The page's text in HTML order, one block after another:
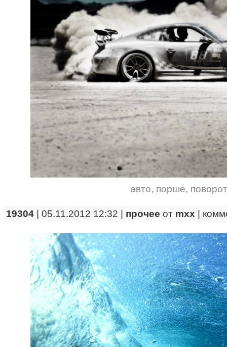
авто, порше, поворот
19304 | 05.11.2012 12:32 | прочее от mxx